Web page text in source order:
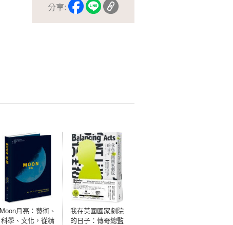
分享:
Moon月亮：藝術、
科學、文化，從精
我在英國國家劇院
的日子：傳奇總監